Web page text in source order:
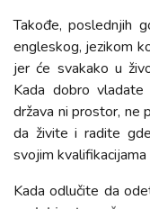
Takođe, poslednjih
engleskog, jezikom
jer će svakako u
Kada dobro
država ni prostor, ne
da živite i radite
svojim
Kada odlučite da